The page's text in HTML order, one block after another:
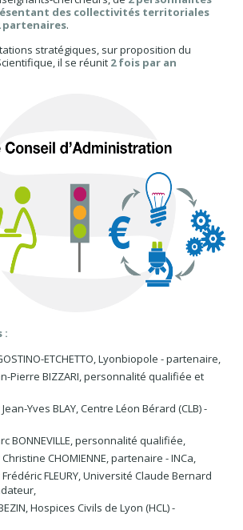
des collectivités territoriales
partenaires.
stratégiques, sur proposition du
il se réunit 2 fois par an
:
ETCHETTO, Lyonbiopole - partenaire,
Pierre BIZZARI, personnalité qualifiée et
Yves BLAY, Centre Léon Bérard (CLB) -
BONNEVILLE, personnalité qualifiée,
CHOMIENNE, partenaire - INCa,
FLEURY, Université Claude Bernard
Hospices Civils de Lyon (HCL) -